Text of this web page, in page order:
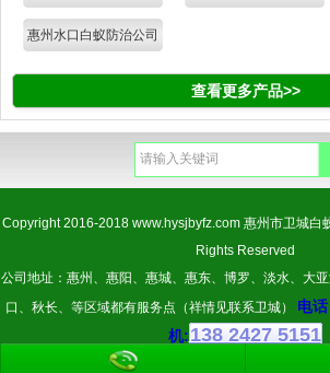
惠州水口白蚁防治公司
查看更多产品>>
Copyright 2016-2018 www.hysjbyfz.com惠州市卫城白
Rights Reserved
公司地址：惠州、惠阳、惠城、惠东、博罗、淡水、大
口、秋长、等区域都有服务点（祥情见联系卫城）
电话
机:138 2427 5151